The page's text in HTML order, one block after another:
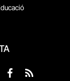
Facebook
RSS